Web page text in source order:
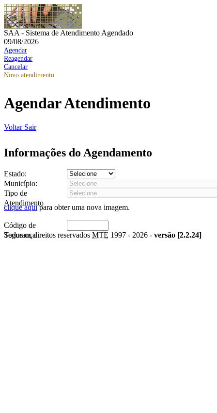
SAA - Sistema de Atendimento Agendado
09/08/2026
Agendar
Reagendar
Cancelar
Novo atendimento
Agendar Atendimento
Voltar Sair
Informações do Agendamento
Estado:
Município:
Tipo de
Atendimento
clique aquipara obter uma nova imagem.
Código de
Segurança
Todos os direitos reservados MTE 1997 - 2026 - versão [2.2.24]